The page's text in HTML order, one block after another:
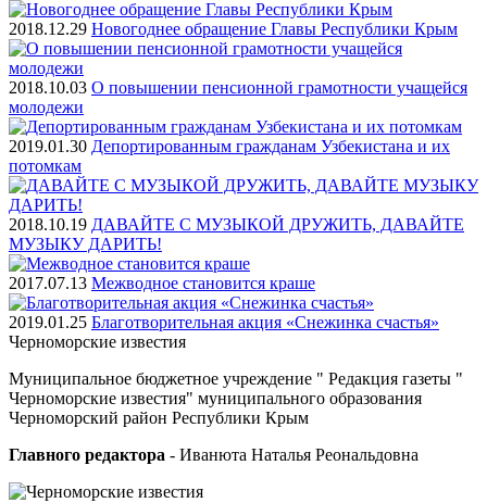
2018.12.29 Новогоднее обращение Главы Республики Крым
2018.10.03 О повышении пенсионной грамотности учащейся
молодежи
2019.01.30 Депортированным гражданам Узбекистана и их
потомкам
2018.10.19 ДАВАЙТЕ С МУЗЫКОЙ ДРУЖИТЬ, ДАВАЙТЕ
МУЗЫКУ ДАРИТЬ!
2017.07.13 Межводное становится краше
2019.01.25 Благотворительная акция «Снежинка счастья»
Черноморские известия
Муниципальное бюджетное учреждение " Редакция газеты "
Черноморские известия" муниципального образования
Черноморский район Республики Крым
Главного редактора - Иванюта Наталья Реональдовна